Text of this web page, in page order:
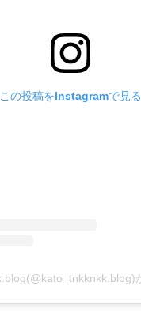
この投稿をInstagramで見る